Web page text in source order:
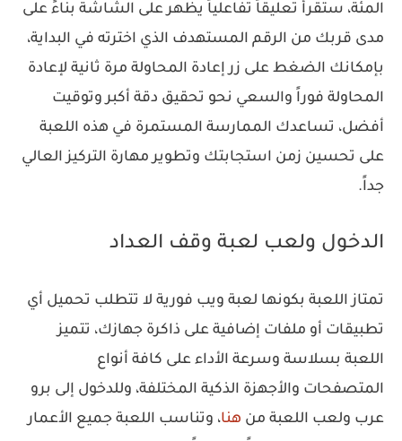
المئة، ستقرأ تعليقاً تفاعلياً يظهر على الشاشة بناءً على
مدى قربك من الرقم المستهدف الذي اخترته في البداية،
بإمكانك الضغط على زر إعادة المحاولة مرة ثانية لإعادة
المحاولة فوراً والسعي نحو تحقيق دقة أكبر وتوقيت
أفضل، تساعدك الممارسة المستمرة في هذه اللعبة
على تحسين زمن استجابتك وتطوير مهارة التركيز العالي
جداً.
الدخول ولعب لعبة وقف العداد
تمتاز اللعبة بكونها لعبة ويب فورية لا تتطلب تحميل أي
تطبيقات أو ملفات إضافية على ذاكرة جهازك، تتميز
اللعبة بسلاسة وسرعة الأداء على كافة أنواع
المتصفحات والأجهزة الذكية المختلفة، وللدخول إلى برو
عرب ولعب اللعبة من هنا، وتناسب اللعبة جميع الأعمار